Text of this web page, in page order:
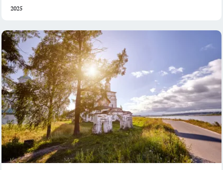
2025